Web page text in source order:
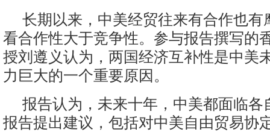
长期以来，中美经贸往来有合作也有
看合作性大于竞争性。参与报告撰写的
授刘遵义认为，两国经济互补性是中美
力巨大的一个重要原因。
报告认为，未来十年，中美都面临各
报告提出建议，包括对中美自由贸易协